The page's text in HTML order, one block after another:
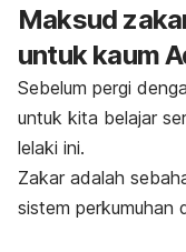
Maksud
untuk kaum
Sebelum pergi
untuk kita belajar
lelaki ini.
Zakar adalah
sistem perkumuhan